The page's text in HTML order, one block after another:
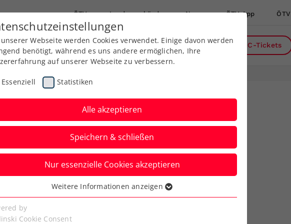
ÖTV Landesverbände News ÖTV App
Ausbildung Services Über uns Kreise DC-Tickets
Ried (NÖTV)
live
Inside-In
Der Podcast
Inside-In
Webseite werden Cookies verwendet. Einige davon werden
benötigt, während es uns andere ermöglichen, Ihre
auf unserer Webseite zu verbessern.
Essenziell Statistiken
Alle akzeptieren
Speichern & schließen
Nur essenzielle Cookies akzeptieren
Cookies werden für grundlegende Funktionen der
benötigt. Dadurch ist gewährleistet, dass die Webseite
Weitere Informationen anzeigen
by
Cookie Consent